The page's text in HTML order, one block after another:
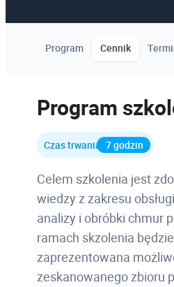
Program Cennik
Program
Czas trwania 7 godzin
Celem szkolenia jest
wiedzy z zakresu
analizy i obróbki chmur
ramach skzolenia będzie
zaprezentowana
zeskanowanego zbioru